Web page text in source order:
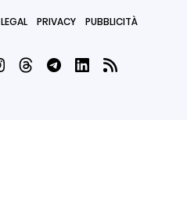
LEGAL PRIVACY PUBBLICITÀ